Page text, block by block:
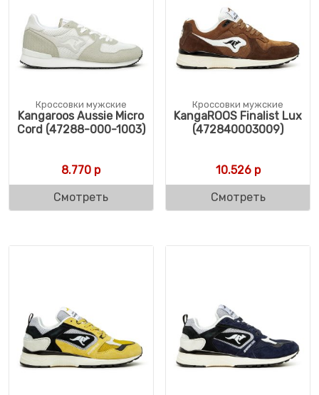
Кроссовки мужские
Kangaroos Aussie Micro
Cord (47288-000-1003)
8.770 р
Смотреть
Кроссовки мужские
KangaROOS Finalist Lux
(472840003009)
10.526р
Смотреть